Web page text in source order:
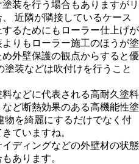
装を行う場合もありますがリ
近隣が隣接しているケース
るためにもローラー仕上げが
りもローラー施工のほうが塗
外壁保護の観点からすると優
装などは吹付けを行うこと
などに代表される高耐久塗料
ど断熱効果のある高機能性塗
物を綺麗にするだけでなく付
ていますね。
ディングなどの外壁材の状態
あります。